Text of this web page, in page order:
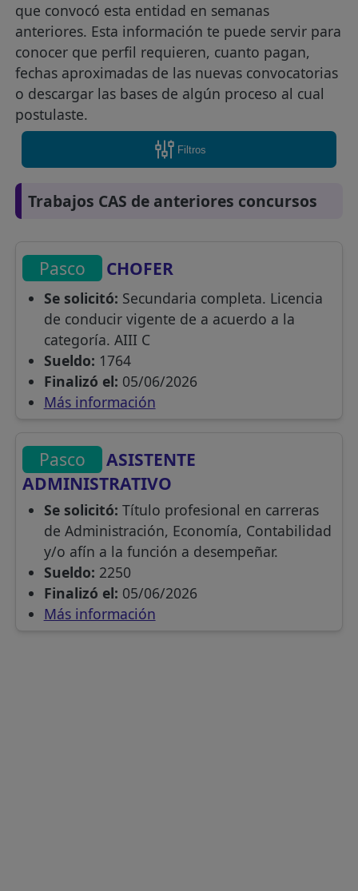
que convocó esta entidad en semanas
anteriores. Esta información te puede servir para
conocer que perfil requieren, cuanto pagan,
fechas aproximadas de las nuevas convocatorias
o descargar las bases de algún proceso al cual
postulaste.
Filtros
Trabajos CAS de anteriores concursos
Pasco CHOFER
Se solicitó: Secundaria completa. Licencia
de conducir vigente de a acuerdo a la
categoría. AIII C
Sueldo: 1764
Finalizó el: 05/06/2026
Más información
Pasco
ASISTENTE
ADMINISTRATIVO
Se solicitó: Título profesional en carreras
de Administración, Economía, Contabilidad
y/o afín a la función a desempeñar.
Sueldo: 2250
Finalizó el: 05/06/2026
Más información